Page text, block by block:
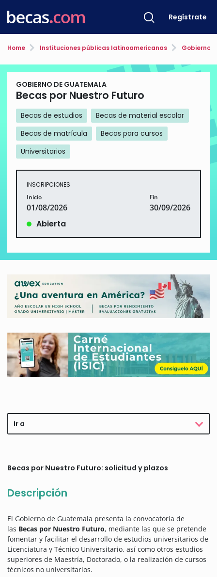
Regístrate
Home Instituciones públicas latinoamericanas Gobierno
GOBIERNO DE GUATEMALA
Becas por Nuestro Futuro
Becas de estudios
Becas de material escolar
Becas de matrícula
Becas para cursos
Universitarios
INSCRIPCIONES
Inicio
01/08/2026
Fin
30/09/2026
Abierta
Ir a
Becas por Nuestro Futuro: solicitud y plazos
Descripción
El Gobierno de Guatemala presenta la convocatoria de
las Becas por Nuestro Futuro, mediante las que se pretende
fomentar y facilitar el desarrollo de estudios universitarios de
Licenciatura y Técnico Universitario, así como otros estudios
superiores de Maestría, Doctorado, o la realización de cursos
técnicos no universitarios.